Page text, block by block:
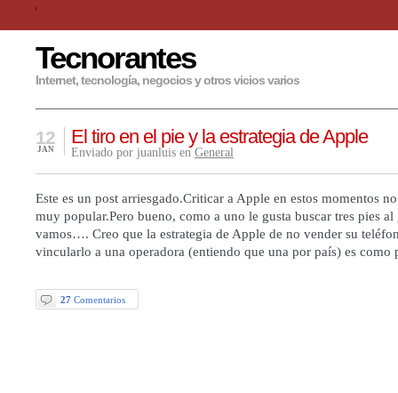
Tecnorantes
Internet, tecnología, negocios y otros vicios varios
El tiro en el pie y la estrategia de Apple
12
JAN Enviado por juanluis en General
Este es un post arriesgado.Criticar a Apple en estos momentos
muy popular.Pero bueno, como a uno le gusta buscar tres pies al
vamos…. Creo que la estrategia de Apple de no vender su
vincularlo a una operadora (entiendo que una por país) es
27 Comentarios